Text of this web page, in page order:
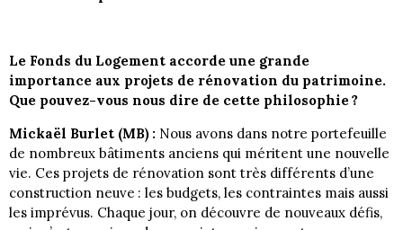
Le Fonds du Logement accorde une grande
importance aux projets de rénovation du patrimoine.
Que pouvez-vous nous dire de cette philosophie ?
Mickaël Burlet (MB) : Nous avons dans notre portefeuille
de nombreux bâtiments anciens qui méritent une nouvelle
vie. Ces projets de rénovation sont très différents d’une
construction neuve : les budgets, les contraintes mais aussi
les imprévus. Chaque jour, on découvre de nouveaux défis,